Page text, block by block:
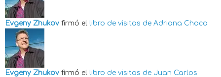
Evgeny Zhukov firmó el libro de visitas de Adriana Choca
Evgeny Zhukov firmó el libro de visitas de Juan Carlos